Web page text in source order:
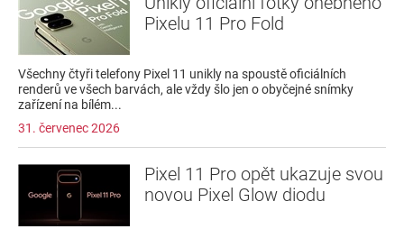
Pixelu 11 Pro Fold
Všechny čtyři telefony Pixel 11 unikly na spoustě oficiálních
renderů ve všech barvách, ale vždy šlo jen o obyčejné snímky
zařízení na bílém...
31. červenec 2026
Pixel 11 Pro opět ukazuje svou
novou Pixel Glow diodu